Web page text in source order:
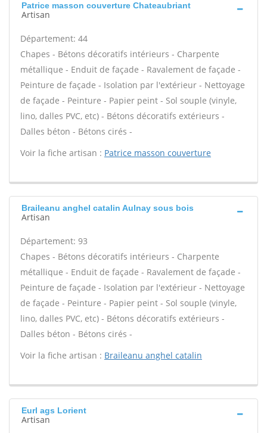
Patrice masson couverture Chateaubriant
Artisan
Département: 44
Chapes - Bétons décoratifs intérieurs - Charpente
métallique - Enduit de façade - Ravalement de façade -
Peinture de façade - Isolation par l'extérieur - Nettoyage
de façade - Peinture - Papier peint - Sol souple (vinyle,
lino, dalles PVC, etc) - Bétons décoratifs extérieurs -
Dalles béton - Bétons cirés -
Voir la fiche artisan : Patrice masson couverture
Braileanu anghel catalin Aulnay sous bois
Artisan
Département: 93
Chapes - Bétons décoratifs intérieurs - Charpente
métallique - Enduit de façade - Ravalement de façade -
Peinture de façade - Isolation par l'extérieur - Nettoyage
de façade - Peinture - Papier peint - Sol souple (vinyle,
lino, dalles PVC, etc) - Bétons décoratifs extérieurs -
Dalles béton - Bétons cirés -
Voir la fiche artisan : Braileanu anghel catalin
Eurl ags Lorient
Artisan